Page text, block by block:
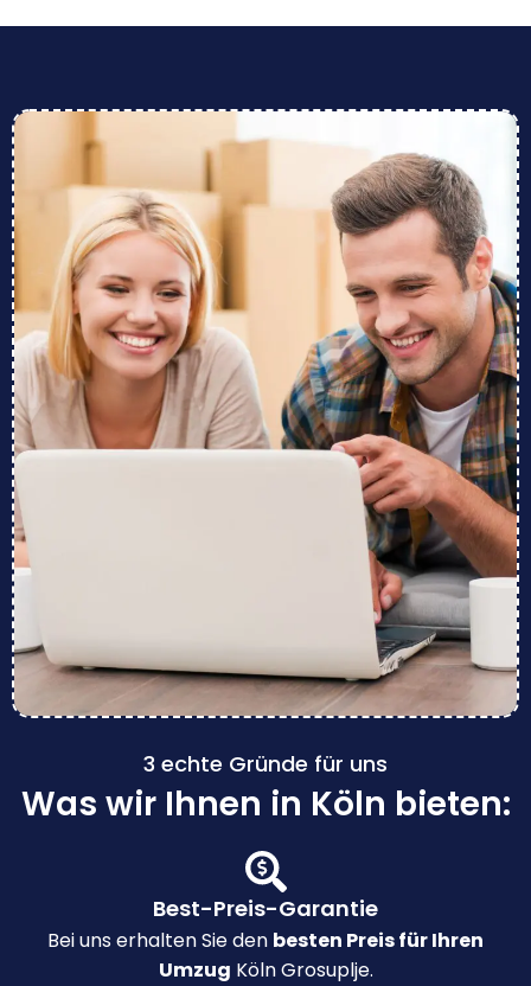
3 echte Gründe für uns
Was wir Ihnen in Köln bieten:
Best-Preis-Garantie
Bei uns erhalten Sie den besten Preis für Ihren
Umzug Köln Grosuplje.